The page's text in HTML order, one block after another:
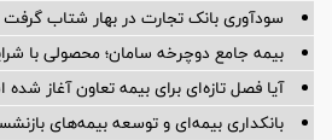
سودآوری بانک تجارت در بهار شتاب گرفت
بیمه جامع دوچرخه سامان؛ محصولی با
آیا فصل تازه‌ای برای بیمه تعاون آغاز
بانکداری بیمه‌ای و توسعه بیمه‌های